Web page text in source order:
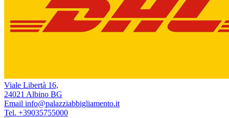
Viale Libertà 16,
24021 Albino BG
Email info@palazziabbigliamento.it
Tel. +39035755000